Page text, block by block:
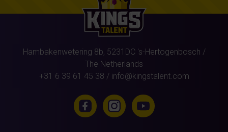
Hambakenwetering 8b, 5231DC 's-Hertogenbosch /
The Netherlands
+31 6 39 61 45 38 / info@kingstalent.com